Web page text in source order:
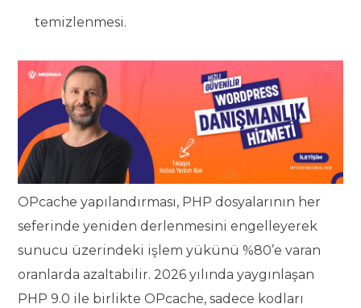
temizlenmesi.
OPcache yapılandırması, PHP dosyalarının her
seferinde yeniden derlenmesini engelleyerek
sunucu üzerindeki işlem yükünü %80’e varan
oranlarda azaltabilir. 2026 yılında yaygınlaşan
PHP 9.0 ile birlikte OPcache, sadece kodları